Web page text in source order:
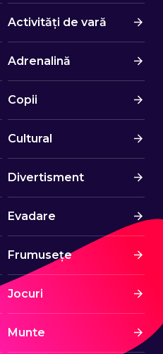
Activități de vară
Adrenalină
Copii
Cultural
Divertisment
Evadare
Frumusețe
Jocuri
Munte